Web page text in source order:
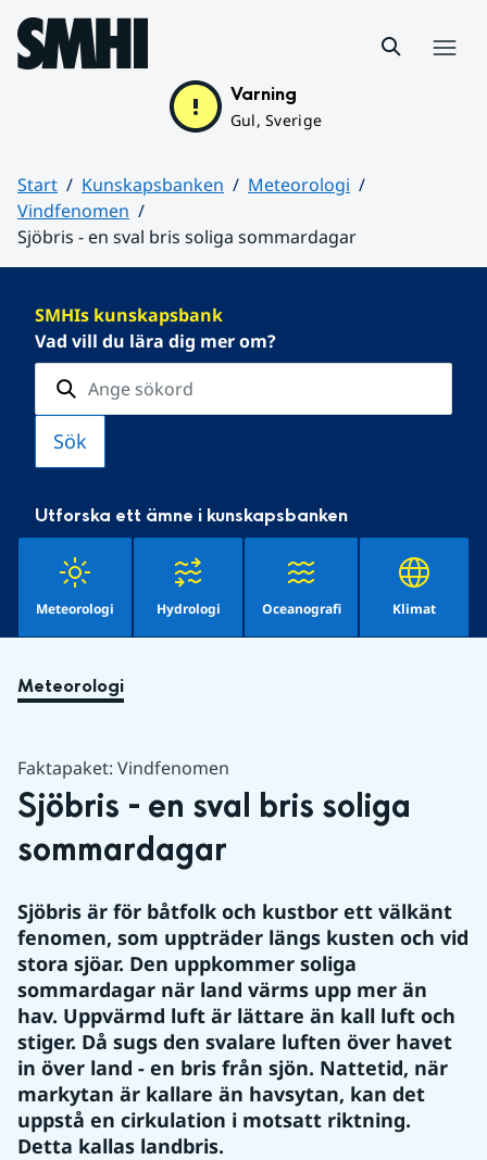
Hoppa till sidans innehåll
Varning
Gul, Sverige
Start Kunskapsbanken
Meteorologi
Vindfenomen
Sjöbris - en sval bris soliga sommardagar
SMHIs kunskapsbank
Vad vill du lära dig mer om?
Utforska ett ämne i kunskapsbanken
Meteorologi Hydrologi Oceanografi Klimat
Meteorologi
Faktapaket: Vindfenomen
Sjöbris - en sval bris soliga
sommardagar
Sjöbris är för båtfolk och kustbor ett välkänt
fenomen, som uppträder längs kusten och vid
stora sjöar. Den uppkommer soliga
sommardagar när land värms upp mer än
hav. Uppvärmd luft är lättare än kall luft och
stiger. Då sugs den svalare luften över havet
in över land - en bris från sjön. Nattetid, när
markytan är kallare än havsytan, kan det
uppstå en cirkulation i motsatt riktning.
Detta kallas landbris.